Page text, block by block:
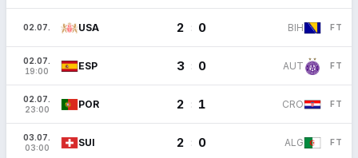
02.07. USA 2 : 0 BIH FT
02.07.
19:00
ESP 3 : 0 AUT FT
02.07.
23:00
POR 2 : 1 CRO FT
03.07.
03:00
SUI 2 : 0 ALG FT